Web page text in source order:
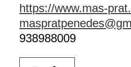
https://www.mas-
938988009